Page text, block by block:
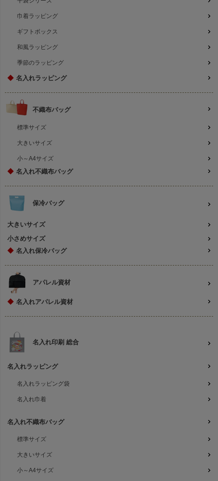
巾着ラッピング
ギフトボックス
和風ラッピング
季節のラッピング
◆ 名入れラッピング
不織布バッグ
標準サイズ
大きいサイズ
小～A4サイズ
◆ 名入れ不織布バッグ
保冷バッグ
大きいサイズ
小さめサイズ
◆ 名入れ保冷バッグ
アパレル資材
◆ 名入れアパレル資材
名入れ印刷 総合
名入れラッピング
名入れラッピング袋
名入れ巾着
名入れ不織布バッグ
標準サイズ
大きいサイズ
小～A4サイズ